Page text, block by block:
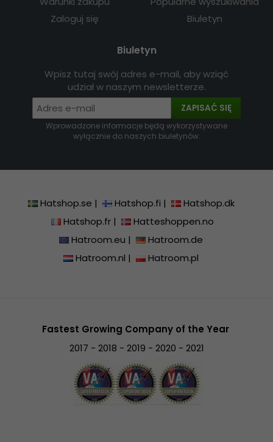
Zaloguj się
Biuletyn
Biuletyn
Wpisz tutaj swój adres e-mail, aby wziąć
udział w naszym newsletterze.
ZAPISAĆ SIĘ
Wprowadzone informacje będą wykorzystywane
wyłącznie do naszych biuletynów.
Hatshop.se | Hatshop.fi |
Hatshop.dk
Hatshop.fr|
Hatteshoppen.no
Hatroom.eu |
Hatroom.de
Hatroom.nl | Hatroom.pl
Fastest Growing Company of the Year
2017 - 2018 - 2019 - 2020 - 2021